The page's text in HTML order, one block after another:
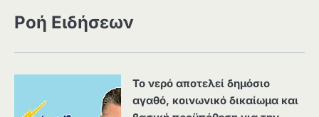
Ροή Ειδήσεων
Το νερό αποτελεί δημόσιο
αγαθό, κοινωνικό δικαίωμα και